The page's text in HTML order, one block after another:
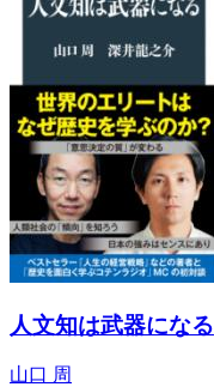
人文知は武器になる
山口 周